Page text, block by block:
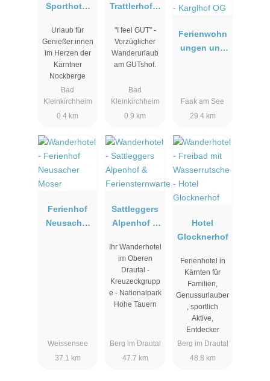
Sporthotel
***
Urlaub für
Genießer:innen
im Herzen der
Kärntner
Nockberge
Bad
Kleinkirchheim
0.4 km
Trattlerhof &
"I feel GUT" -
Vorzüglicher
Wanderurlaub
am GUTshof.
Bad
Kleinkirchheim
0.9 km
Ferienwohn
ungen und
Karglhof OG
Faak am See
29.4 km
Ferienhof
Neusacher
Weissensee
37.1 km
Sattleggers
Alpenhof &
warte
Ihr Wanderhotel
im Oberen
Drautal -
Kreuzeckgrupp
e - Nationalpark
Hohe Tauern
Berg im Drautal
47.7 km
Hotel
Glocknerhof
Ferienhotel in
Kärnten für
Familien,
Genussurlauber
, sportlich
Aktive,
Entdecker
Berg im Drautal
48.8 km